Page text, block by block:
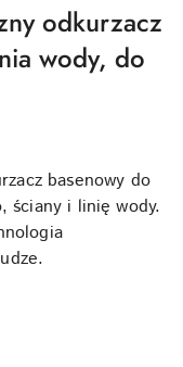
odkurzacz
wody, do
basenowy do
ściany i linię wody.